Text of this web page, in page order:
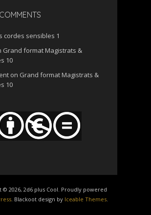
cordes sensibles 1
Grand format Magistrats &
10
on Grand format Magistrats &
10
© 2026, 2d6 plus Cool. Proudly powered
. Blackoot design by Iceable Themes